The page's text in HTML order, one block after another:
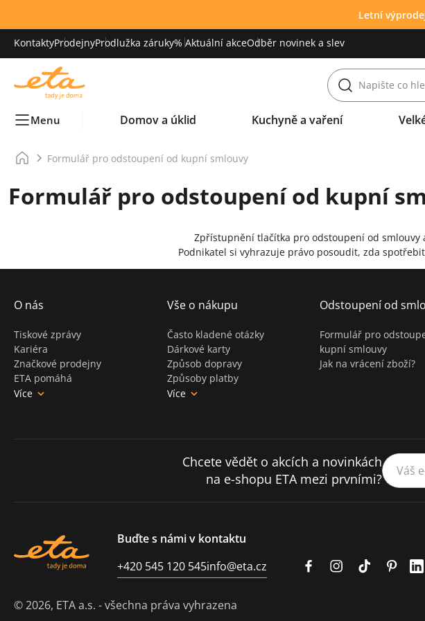
Letní
KontaktyProdejnyProdlužka záruky% Aktuální akceOdběr novinek a slev
Menu Domov a úklid Kuchyně a vaření
Formulář pro odstoupení od kupní smlouvy
Formulář pro odstoupení od kupní
Zpřístupnění tlačítka pro odstoupení od smlouvy
Podnikatel si vyhrazuje právo posoudit, zda
O nás
Tiskové zprávy
Kariéra
Značkové prodejny
ETA pomáhá
Více
Vše o nákupu
Často kladené otázky
Dárkové karty
Způsob dopravy
Způsoby platby
Více
Odstoupení od
Formulář pro
kupní smlouvy
Jak na vrácení zboží?
Chcete vědět o akcích a novinkách
na e-shopu ETA mezi prvními?
Váš e-mail
Buďte s námi v kontaktu
+420 545 120 545info@eta.cz
© 2026, ETA a.s. - všechna práva vyhrazena